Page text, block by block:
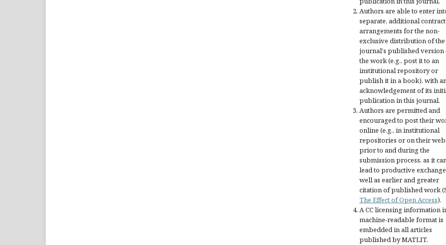
Authors are able to enter
separate, additional
arrangements for the non-
exclusive distribution of the
journal's published version
the work (e.g., post it to an
institutional repository or
publish it in a book), with
acknowledgement of its
publication in this journal.
Authors are permitted and
encouraged to post their
online (e.g., in institutional
repositories or on their
prior to and during the
submission process, as it
lead to productive
well as earlier and greater
citation of published work
The Effect of Open Access).
A CC licensing information
machine-readable format is
embedded in all articles
published by MATLIT.